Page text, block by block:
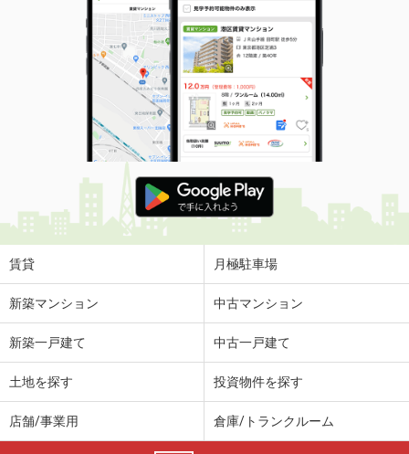
賃貸 月極駐車場
新築マンション 中古マンション
新築一戸建て 中古一戸建て
土地を探す 投資物件を探す
店舗/事業用 倉庫/トランクルーム